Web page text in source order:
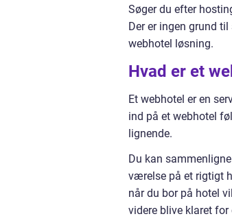
Søger du efter
Der er ingen grund
webhotel løsning.
Hvad er et
Et webhotel er en
ind på et webhotel
lignende.
Du kan
værelse på et rigtigt
når du bor på hotel
videre blive klaret for